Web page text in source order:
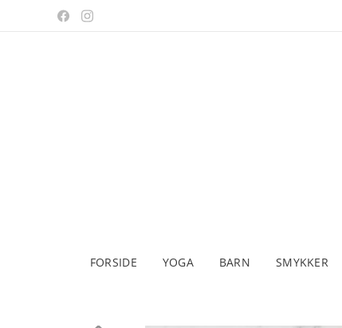
FORSIDE YOGA BARN SMYKKER